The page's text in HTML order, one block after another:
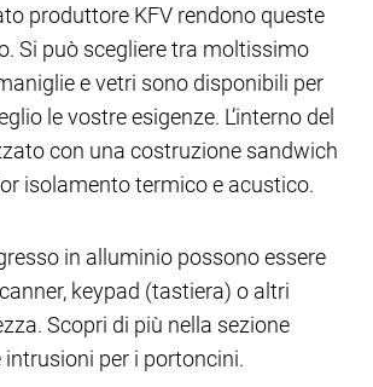
produttore KFV rendono queste
Si può scegliere tra moltissimo
e vetri sono disponibili per
le vostre esigenze. L’interno del
con una costruzione sandwich
isolamento termico e acustico.
in alluminio possono essere
keypad (tastiera) o altri
Scopri di più nella sezione
intrusioni per i portoncini.